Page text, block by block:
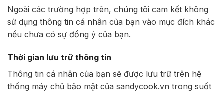
Ngoài các trường hợp trên, chúng tôi cam kết không
sử dụng thông tin cá nhân của bạn vào mục đích khác
nếu chưa có sự đồng ý của bạn.
Thời gian lưu trữ thông tin
Thông tin cá nhân của bạn sẽ được lưu trữ trên hệ
thống máy chủ bảo mật của sandycook.vn trong suốt